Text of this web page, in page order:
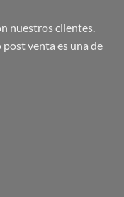
nuestros clientes.
venta es una de